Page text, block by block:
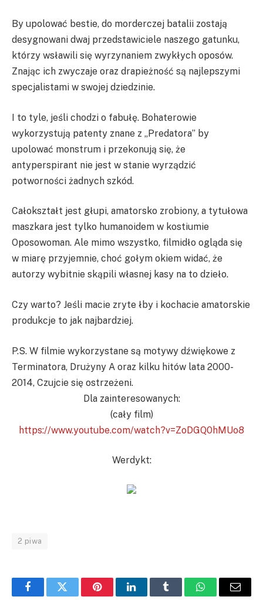
By upolować bestie, do morderczej batalii zostają
desygnowani dwaj przedstawiciele naszego gatunku,
którzy wsławili się wyrzynaniem zwykłych oposów.
Znając ich zwyczaje oraz drapieżność są najlepszymi
specjalistami w swojej dziedzinie.
I to tyle, jeśli chodzi o fabułę. Bohaterowie
wykorzystują patenty znane z „Predatora” by
upolować monstrum i przekonują się, że
antyperspirant nie jest w stanie wyrządzić
potworności żadnych szkód.
Całokształt jest głupi, amatorsko zrobiony, a tytułowa
maszkara jest tylko humanoidem w kostiumie
Oposowoman. Ale mimo wszystko, filmidło ogląda się
w miarę przyjemnie, choć gołym okiem widać, że
autorzy wybitnie skąpili własnej kasy na to dzieło.
Czy warto? Jeśli macie zryte łby i kochacie amatorskie
produkcje to jak najbardziej.
P.S. W filmie wykorzystane są motywy dźwiękowe z
Terminatora, Drużyny A oraz kilku hitów lata 2000-
2014, Czujcie się ostrzeżeni.
Dla zainteresowanych:
(cały film)
https://www.youtube.com/watch?v=ZoDGQ0hMUo8
Werdykt:
2 piwa
FacebookTwitter PinterestLinkedInTumblr WhatsAppEmail